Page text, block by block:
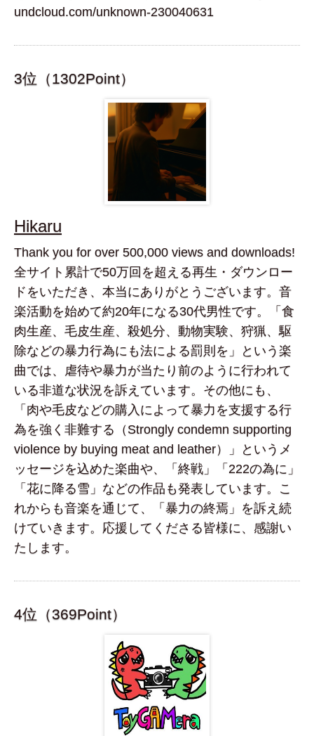
undcloud.com/unknown-230040631
3位（1302Point）
Hikaru
Thank you for over 500,000 views and downloads!
全サイト累計で50万回を超える再生・ダウンロー
ドをいただき、本当にありがとうございます。音
楽活動を始めて約20年になる30代男性です。「食
肉生産、毛皮生産、殺処分、動物実験、狩猟、駆
除などの暴力行為にも法による罰則を」という楽
曲では、虐待や暴力が当たり前のように行われて
いる非道な状況を訴えています。その他にも、
「肉や毛皮などの購入によって暴力を支援する行
為を強く非難する（Strongly condemn supporting
violence by buying meat and leather）」というメ
ッセージを込めた楽曲や、「終戦」「222の為に」
「花に降る雪」などの作品も発表しています。こ
れからも音楽を通じて、「暴力の終焉」を訴え続
けていきます。応援してくださる皆様に、感謝い
たします。
4位（369Point）